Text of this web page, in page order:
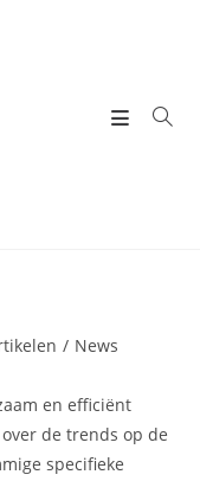
/ News
en efficiënt
de trends op de
specifieke